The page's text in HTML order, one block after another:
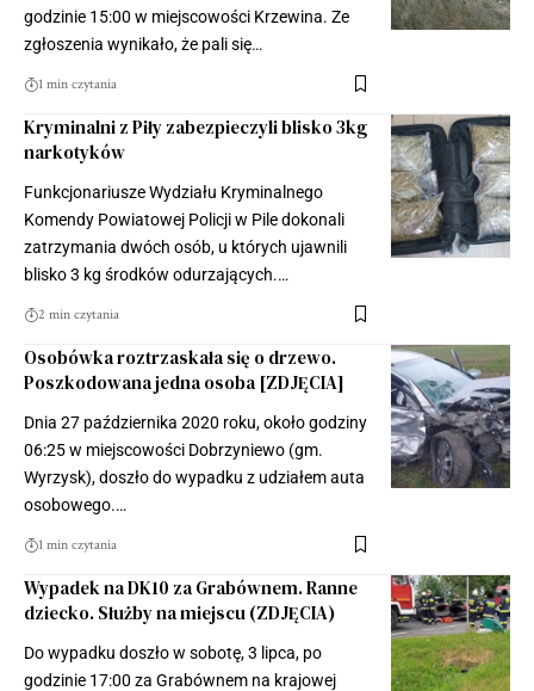
godzinie 15:00 w miejscowości Krzewina. Ze
zgłoszenia wynikało, że pali się…
1 min czytania
Kryminalni z Piły zabezpieczyli blisko 3kg
narkotyków
Funkcjonariusze Wydziału Kryminalnego
Komendy Powiatowej Policji w Pile dokonali
zatrzymania dwóch osób, u których ujawnili
blisko 3 kg środków odurzających.…
2 min czytania
Osobówka roztrzaskała się o drzewo.
Poszkodowana jedna osoba [ZDJĘCIA]
Dnia 27 października 2020 roku, około godziny
06:25 w miejscowości Dobrzyniewo (gm.
Wyrzysk), doszło do wypadku z udziałem auta
osobowego.…
1 min czytania
Wypadek na DK10 za Grabównem. Ranne
dziecko. Służby na miejscu (ZDJĘCIA)
Do wypadku doszło w sobotę, 3 lipca, po
godzinie 17:00 za Grabównem na krajowej